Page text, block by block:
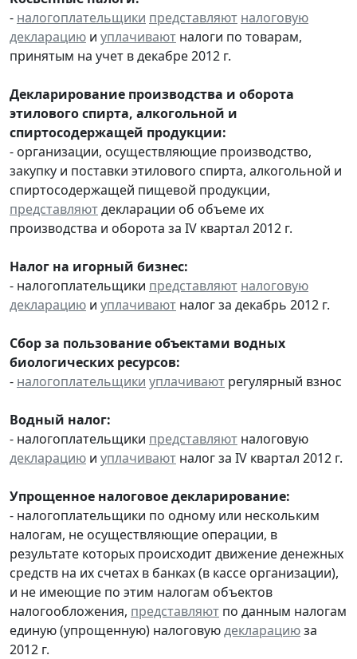
- налогоплательщики представляют налоговую
декларацию и уплачивают налоги по товарам,
принятым на учет в декабре 2012 г.
Декларирование производства и оборота
этилового спирта, алкогольной и
спиртосодержащей продукции:
- организации, осуществляющие производство,
закупку и поставки этилового спирта, алкогольной и
спиртосодержащей пищевой продукции,
представляютдекларации об объеме их
производства и оборота за IV квартал 2012 г.
Налог на игорный бизнес:
- налогоплательщики представляют налоговую
декларацию и уплачивают налог за декабрь 2012 г.
Сбор за пользование объектами водных
биологических ресурсов:
- налогоплательщики уплачивают регулярный взнос
Водный налог:
- налогоплательщики представляют налоговую
декларацию и уплачивают налог за IV квартал 2012 г.
Упрощенное налоговое декларирование:
- налогоплательщики по одному или нескольким
налогам, не осуществляющие операции, в
результате которых происходит движение денежных
средств на их счетах в банках (в кассе организации),
и не имеющие по этим налогам объектов
налогообложения, представляют по данным налогам
единую (упрощенную) налоговуюдекларациюза
2012 г.